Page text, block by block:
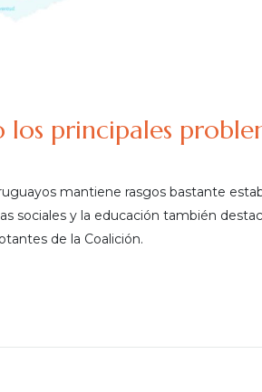
principales
mantiene rasgos bastante
sociales y la educación también
de la Coalición.